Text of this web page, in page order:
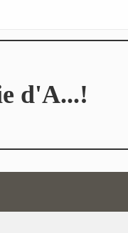
d'A...!